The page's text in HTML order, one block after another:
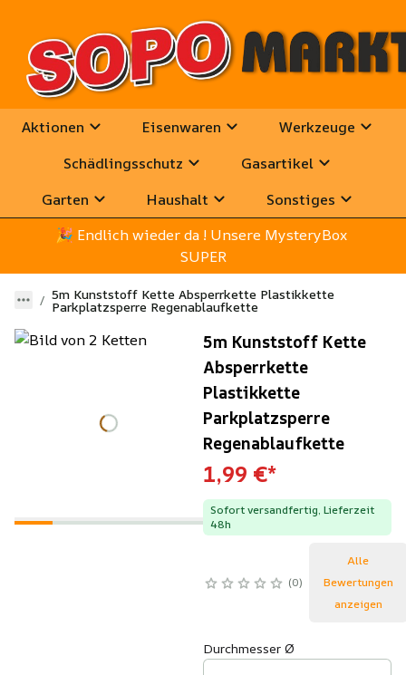
Aktionen Eisenwaren
Werkzeuge
Schädlingsschutz
Gasartikel
Garten
Haushalt
Sonstiges
🎉 Endlich wieder da ! Unsere MysteryBox
SUPER
5m Kunststoff Kette Absperrkette Plastikkette
Parkplatzsperre Regenablaufkette
5m Kunststoff Kette
Absperrkette
Plastikkette
Parkplatzsperre
Regenablaufkette
1,99 €*
Sofort versandfertig, Lieferzeit
48h
0
Alle
Bewertungen
anzeigen
Durchmesser Ø